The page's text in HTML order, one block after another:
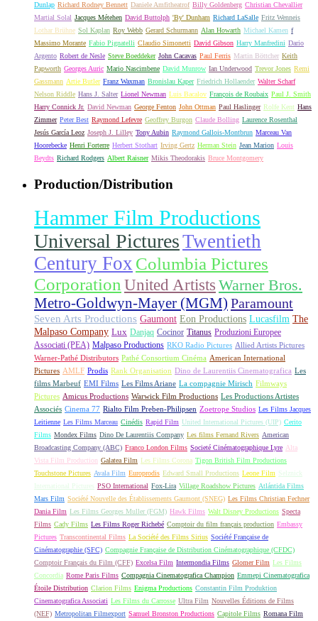
Dunlap Richard Rodney Bennett Daniele Amfitheatrof Billy Goldenberg Christian Chevallier
Martial Solal Jacques Métehen David Buttolph 'By' Dunham Richard LaSalle Fritz Wenneis
Lothar Brühne Sol Kaplan Roy Webb Gerard Schurmann Alan Howarth Michael Kamen f
Massimo Morante Fabio Pignatelli Claudio Simonetti David Gibson Harry Manfredini Dario
Argento Robert de Nesle Steve Boeddeker John Cacavas Paul Ferris Martin Böttcher Keith
Papworth Georges Auric Mario Nascimbene David Munrow Ian Underwood Trevor Jones Remi
Gassmann Artie Butler Franz Waxman Bronislau Kaper Friedrich Hollaender Walter Scharf
Nelson Riddle Hans J. Salter Lionel Newman Luis Bacalov François de Roubaix Paul J. Smith
Harry Connick Jr. David Newman George Fenton John Ottman Paul Haslinger Rolfe Kent Hans
Zimmer Peter Best Raymond Lefevre Geoffrey Burgon Claude Bolling Laurence Rosenthal
Jesús García Leoz Joseph J. Lilley Tony Aubin Raymond Gallois-Montbrun Marceau Van
Hoorebecke Henri Forterre Herbert Stothart Irving Gertz Herman Stein Jean Marion Louis
Beydts Richard Rodgers Albert Raisner Mikis Theodorakis Bruce Montgomery
Production/Distribution
Hammer Film Productions
Universal PicturesTwentieth
Century Fox Columbia Pictures
Corporation United Artists Warner Bros.
Metro-Goldwyn-Mayer (MGM) Paramount
Seven Arts Productions Gaumont Eon Productions Lucasfilm The
Malpaso Company Lux Danjaq Cocinor Titanus Produzioni Europee
Associati (PEA) Malpaso Productions RKO Radio Pictures Allied Artists Pictures
Warner-Pathé Distributors Pathé Consortium Cinéma American International
Pictures AMLF Prodis Rank Organisation Dino de Laurentiis Cinematografica Les
films Marbeuf EMI Films Les Films Ariane La compagnie Mirisch Filmways
Pictures Amicus Productions Warwick Film Productions Les Productions Artistes
Associés Cinema 77 Rialto Film Preben-Philipsen Zoetrope Studios Les Films Jacques
Leitienne Les Films Marceau Cinédis Rapid Film United International Pictures (UIP) Cerito
Films Mondex Films Dino De Laurentiis Company Les films Fernand Rivers American
Broadcasting Company (ABC) Franco London Films Societé Cinématographique Lyre Alta
Vista Film Production Galatea Film Les Films Corona Tigon British Film Productions
Touchstone Pictures Avala Film Europrodis Edward Small Productions Leone Film Selznick
International Pictures
PSO International Fox-Lira Village Roadshow Pictures Atlántida Films
Mars Film Société Nouvelle des Établissements Gaumont (SNEG) Les Films Christian Fechner
Dania Film Les Films Georges Muller (FGM) Hawk Films Walt Disney Productions Specta
Films Cady Films Les Films Roger Richebé Comptoir du film français production Embassy
Pictures Transcontinental Films La Société des Films Sirius Société Française de
Cinématographie (SFC) Compagnie Française de Distribution Cinématographique (CFDC)
Comptoir Français du Film (CFF) Excelsa Film Intermondia Films Glomer Film Les Films
Concordia Rome Paris Films Compagnia Cinematografica Champion Emmepi Cinematografica
Étoile Distribution Clarion Films Enigma Productions Constantin Film Produktion
Cinematografica Associati Les Films du Carrosse Ultra Film Nouvelles Éditions de Films
(NEF) Metropolitan Filmexport Samuel Bronston Productions Capitole Films Romana Film